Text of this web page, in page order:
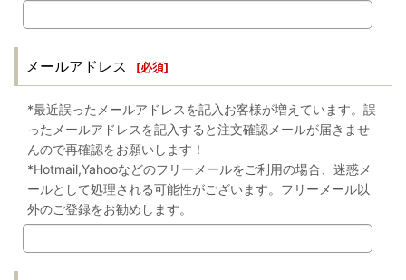
メールアドレス [必須]
*最近誤ったメールアドレスを記入お客様が増えています。誤
ったメールアドレスを記入すると注文確認メールが届きませ
んので再確認をお願いします！
*Hotmail,Yahooなどのフリーメールをご利用の場合、迷惑メ
ールとして処理される可能性がございます。フリーメール以
外のご登録をお勧めします。